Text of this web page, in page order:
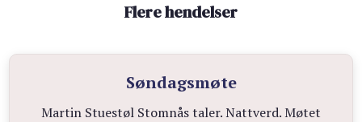
Flere hendelser
Søndagsmøte
Martin Stuestøl Stomnås taler. Nattverd. Møtet